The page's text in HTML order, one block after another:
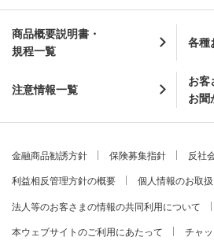
商品概要説明書・
規程一覧
各種
注意情報一覧
お客
お聞
金融商品勧誘方針 保険募集指針 反社
利益相反管理方針の概要 個人情報のお取
法人等のお客さまの情報の共同利用について
本ウェブサイトのご利用にあたって チャ